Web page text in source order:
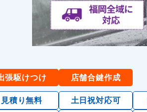
張駆けつけ 店舗合鍵作成
見積り無料 土日祝対応可